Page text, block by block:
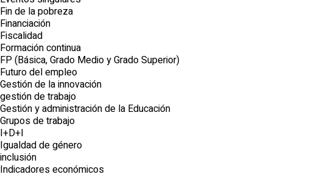
Fin de la pobreza
Financiación
Fiscalidad
Formación continua
FP (Básica, Grado Medio y Grado Superior)
Futuro del empleo
Gestión de la innovación
gestión de trabajo
Gestión y administración de la Educación
Grupos de trabajo
I+D+I
Igualdad de género
inclusión
Indicadores económicos